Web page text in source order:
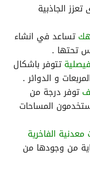
الجاذبية
تساعد في انشاء
تحتها .
تتوفر باشكال
و الدوائر .
توفر درجة من
المساحات
معدنية الفاخرية
من وجودها من